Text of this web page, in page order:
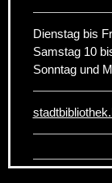
Dienstag bis
Samstag 10
Sonntag und